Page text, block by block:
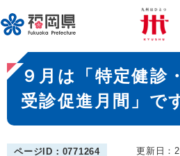
ー
ジ
先
頭
。
メニューを飛ばし
本
文
９月は「特定健診
受診促進月間」で
ページID：0771264 更新日：